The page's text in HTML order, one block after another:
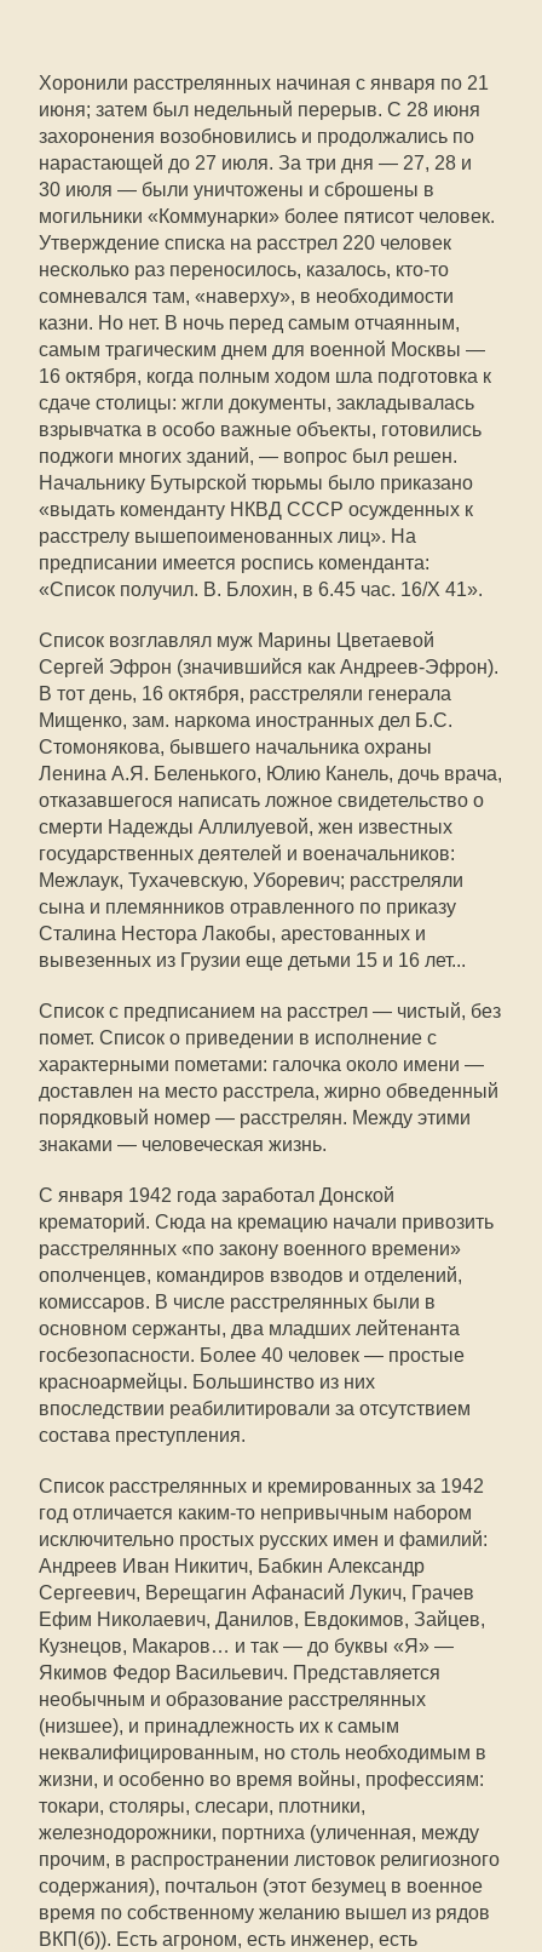
Хоронили расстрелянных начиная с января по 21
июня; затем был недельный перерыв. С 28 июня
захоронения возобновились и продолжались по
нарастающей до 27 июля. За три дня — 27, 28 и
30 июля — были уничтожены и сброшены в
могильники «Коммунарки» более пятисот человек.
Утверждение списка на расстрел 220 человек
несколько раз переносилось, казалось, кто-то
сомневался там, «наверху», в необходимости
казни. Но нет. В ночь перед самым отчаянным,
самым трагическим днем для военной Москвы —
16 октября, когда полным ходом шла подготовка к
сдаче столицы: жгли документы, закладывалась
взрывчатка в особо важные объекты, готовились
поджоги многих зданий, — вопрос был решен.
Начальнику Бутырской тюрьмы было приказано
«выдать коменданту НКВД СССР осужденных к
расстрелу вышепоименованных лиц». На
предписании имеется роспись коменданта:
«Список получил. В. Блохин, в 6.45 час. 16/Х 41».
Список возглавлял муж Марины Цветаевой
Сергей Эфрон (значившийся как Андреев-Эфрон).
В тот день, 16 октября, расстреляли генерала
Мищенко, зам. наркома иностранных дел Б.С.
Стомонякова, бывшего начальника охраны
Ленина А.Я. Беленького, Юлию Канель, дочь врача,
отказавшегося написать ложное свидетельство о
смерти Надежды Аллилуевой, жен известных
государственных деятелей и военачальников:
Межлаук, Тухачевскую, Уборевич; расстреляли
сына и племянников отравленного по приказу
Сталина Нестора Лакобы, арестованных и
вывезенных из Грузии еще детьми 15 и 16 лет...
Список с предписанием на расстрел — чистый, без
помет. Список о приведении в исполнение с
характерными пометами: галочка около имени —
доставлен на место расстрела, жирно обведенный
порядковый номер — расстрелян. Между этими
знаками — человеческая жизнь.
С января 1942 года заработал Донской
крематорий. Сюда на кремацию начали привозить
расстрелянных «по закону военного времени»
ополченцев, командиров взводов и отделений,
комиссаров. В числе расстрелянных были в
основном сержанты, два младших лейтенанта
госбезопасности. Более 40 человек — простые
красноармейцы. Большинство из них
впоследствии реабилитировали за отсутствием
состава преступления.
Список расстрелянных и кремированных за 1942
год отличается каким-то непривычным набором
исключительно простых русских имен и фамилий:
Андреев Иван Никитич, Бабкин Александр
Сергеевич, Верещагин Афанасий Лукич, Грачев
Ефим Николаевич, Данилов, Евдокимов, Зайцев,
Кузнецов, Макаров… и так — до буквы «Я» —
Якимов Федор Васильевич. Представляется
необычным и образование расстрелянных
(низшее), и принадлежность их к самым
неквалифицированным, но столь необходимым в
жизни, и особенно во время войны, профессиям:
токари, столяры, слесари, плотники,
железнодорожники, портниха (уличенная, между
прочим, в распространении листовок религиозного
содержания), почтальон (этот безумец в военное
время по собственному желанию вышел из рядов
ВКП(б)). Есть агроном, есть инженер, есть